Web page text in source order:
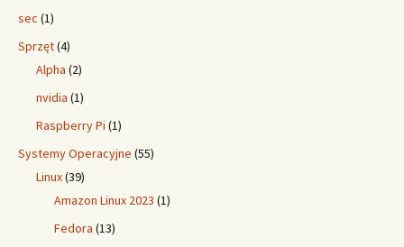
sec (1)
Sprzęt(4)
Alpha (2)
nvidia (1)
Raspberry Pi (1)
Systemy Operacyjne (55)
Linux(39)
Amazon Linux 2023 (1)
Fedora (13)